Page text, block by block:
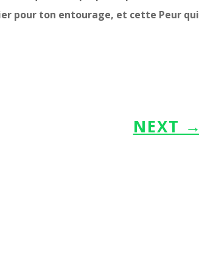
pour ton entourage, et cette Peur qui
NEXT →